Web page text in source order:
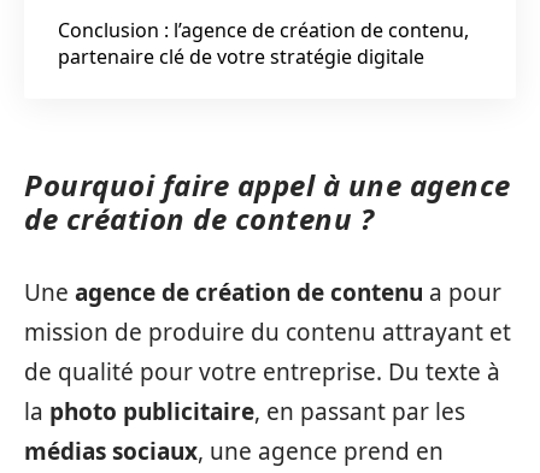
Conclusion : l’agence de création de contenu,
partenaire clé de votre stratégie digitale
Pourquoi faire appel à une agence
de création de contenu ?
Une agence de création de contenu a pour
mission de produire du contenu attrayant et
de qualité pour votre entreprise. Du texte à
la photo publicitaire, en passant par les
médias sociaux, une agence prend en